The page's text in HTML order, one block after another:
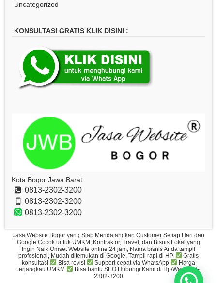
Uncategorized
KONSULTASI GRATIS KLIK DISINI :
Kota Bogor Jawa Barat
0813-2302-3200
0813-2302-3200
0813-2302-3200
Jasa Website Bogor yang Siap Mendatangkan Customer Setiap Hari dari
Google Cocok untuk UMKM, Kontraktor, Travel, dan Bisnis Lokal yang
Ingin Naik Omset Website online 24 jam, Nama bisnis Anda tampil
profesional, Mudah ditemukan di Google, Tampil rapi di HP.
Gratis
konsultasi
Bisa revisi Support cepat via WhatsApp
Harga
terjangkau UMKM
Bisa bantu SEO Hubungi Kami di Hp/Wa: 0813-
2302-3200